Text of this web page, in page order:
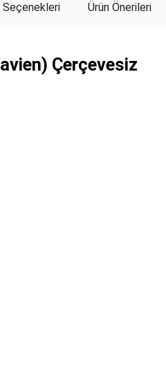
Seçenekleri Ürün Önerileri
Çerçevesiz